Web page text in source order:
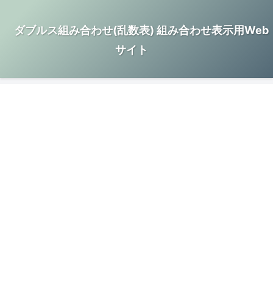
ダブルス組み合わせ(乱数表) 組み合わせ表示用Web
サイト